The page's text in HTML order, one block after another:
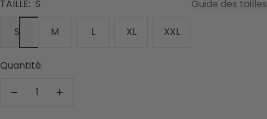
TAILLE: S Guide des tailles
S M L XL XXL
Quantité:
Réduire
Augmenter